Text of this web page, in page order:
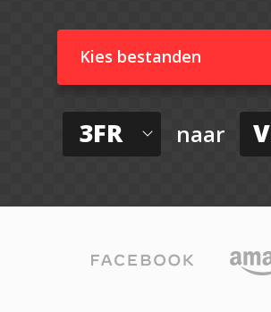
Kies bestanden
3FR naar